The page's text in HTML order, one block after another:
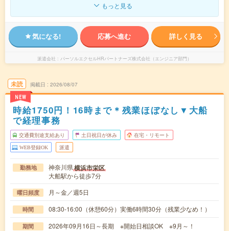
もっと見る
気になる! 応募へ進む 詳しく見る
派遣会社 パーソルエクセルHRパートナーズ株式会社（エンジニア部門）
未読
NEW
掲載日 2026/08/07
時給1750円！16時まで＊残業ほぼなし▼大船
で経理事務
交通費別途支給あり 土日祝日が休み 在宅・リモート
WEB登録OK 派遣
勤務地 神奈川県横浜市栄区
大船駅から徒歩7分
曜日頻度 月～金／週5日
時間 08:30-16:00（休憩60分）実働6時間30分（残業少なめ！）
期間 2026年09月16日～長期 ※開始日相談OK ※9月～！